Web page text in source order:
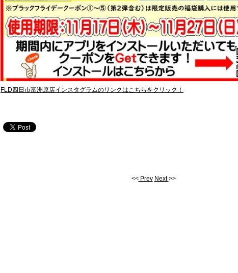
FLD四日市富洲原店インスタグラムのリンクはこちらをクリック！
<<Prev Next>>